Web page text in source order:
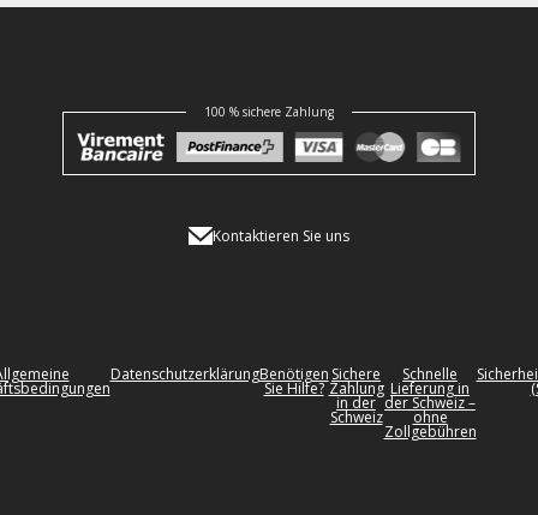
100 % sichere Zahlung
Kontaktieren Sie uns
DatenschutzerklärungBenötigen
Sie Hilfe?
Sichere
Zahlung
in der
Schweiz
Schnelle
Lieferung in
der Schweiz –
ohne
Zollgebühren